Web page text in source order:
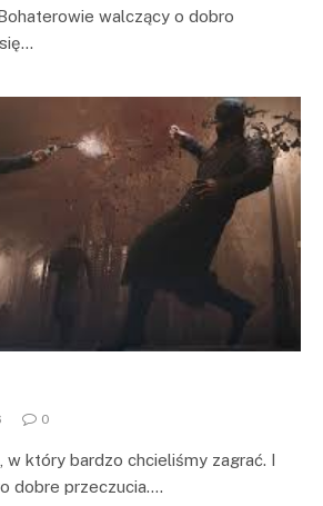
walczący o dobro
0
w który bardzo chcieliśmy zagrać. I
dobre przeczucia.…